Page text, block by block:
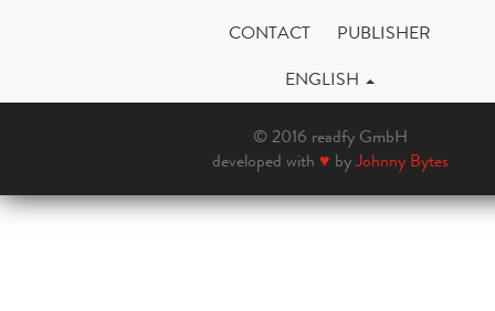
CONTACT
PUBLISHER
ENGLISH
© 2016 readfy GmbH
developed with ♥ byJohnny Bytes